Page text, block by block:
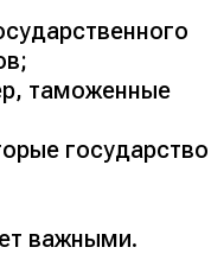
таможенные
государство
важными.